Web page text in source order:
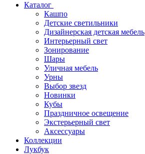
Каталог
Кашпо
Детские светильники
Дизайнерская детская мебель
Интерьерный свет
Зонирование
Шары
Уличная мебель
Урны
Выбор звезд
Новинки
Кубы
Праздничное освещение
Экстерьерный свет
Аксессуары
Коллекции
Лукбук